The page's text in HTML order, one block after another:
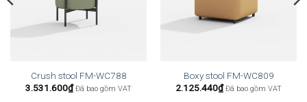
Crush stool FM-WC788
3.531.600₫ Đã bao gồm VAT
Boxy stool FM-WC809
2.125.440₫ Đã bao gồm VAT